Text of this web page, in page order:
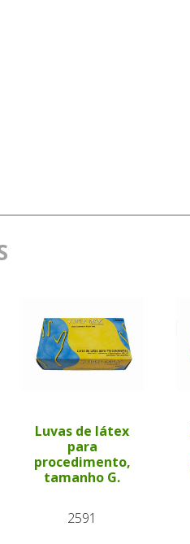
Luvas de látex
para
procedimento,
tamanho G.
2591